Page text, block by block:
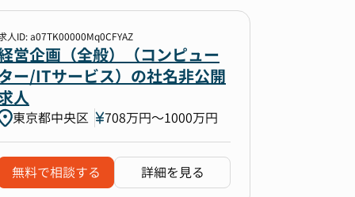
人ID: a07TK00000Mq0CFYAZ
営企画（全般）（コンピュー
ー/ITサービス）の社名非公開
人
東京都中央区 708万円〜1000万円
無料で相談する 詳細を見る